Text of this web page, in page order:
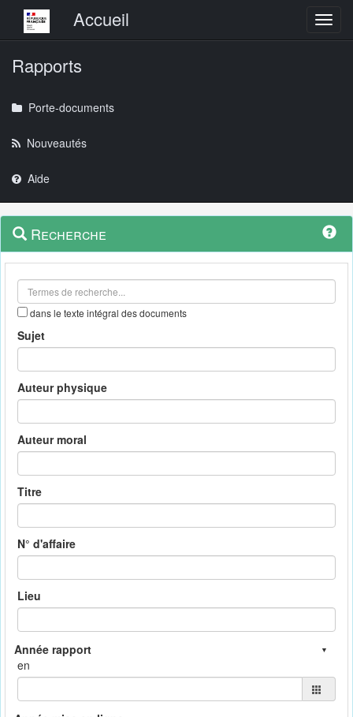
Menu principalAccueil
Rapports
Porte-documents
Nouveautés
Aide
Navigation
outils
Menu
contextuel
Recherche
dans le texte intégral des documents
Sujet
Auteur physique
Auteur moral
Titre
N° d'affaire
Lieu
en